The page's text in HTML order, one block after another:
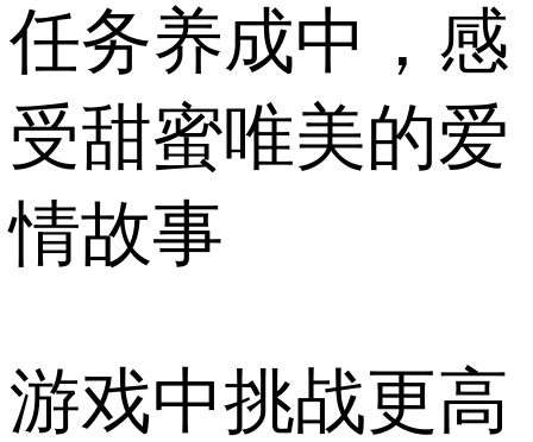
任务养成中，感
受甜蜜唯美的爱
情故事
游戏中挑战更高